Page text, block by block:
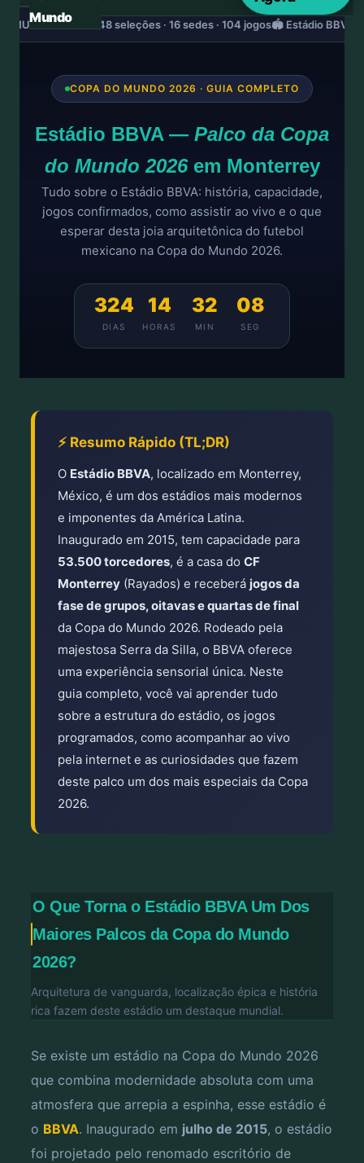
Mundo
MUNDO 2026 — 48 seleções · 16 sedes · 104 jogos🏟️ Estádio BBVA ·
COPA DO MUNDO 2026 · GUIA COMPLETO
Estádio BBVA — Palco da Copa
do Mundo 2026em Monterrey
Tudo sobre o Estádio BBVA: história, capacidade,
jogos confirmados, como assistir ao vivo e o que
esperar desta joia arquitetônica do futebol
mexicano na Copa do Mundo 2026.
324
DIAS
14
HORAS
32
MIN
08
SEG
⚡ Resumo Rápido (TL;DR)
O Estádio BBVA, localizado em Monterrey,
México, é um dos estádios mais modernos
e imponentes da América Latina.
Inaugurado em 2015, tem capacidade para
53.500 torcedores, é a casa do CF
Monterrey (Rayados) e receberá jogos da
fase de grupos, oitavas e quartas de final
da Copa do Mundo 2026. Rodeado pela
majestosa Serra da Silla, o BBVA oferece
uma experiência sensorial única. Neste
guia completo, você vai aprender tudo
sobre a estrutura do estádio, os jogos
programados, como acompanhar ao vivo
pela internet e as curiosidades que fazem
deste palco um dos mais especiais da Copa
2026.
O Que Torna o Estádio BBVA Um Dos
Maiores Palcos da Copa do Mundo
2026?
Arquitetura de vanguarda, localização épica e história
rica fazem deste estádio um destaque mundial.
Se existe um estádio na Copa do Mundo 2026
que combina modernidade absoluta com uma
atmosfera que arrepia a espinha, esse estádio é
o BBVA. Inaugurado em julho de 2015, o estádio
foi projetado pelo renomado escritório de